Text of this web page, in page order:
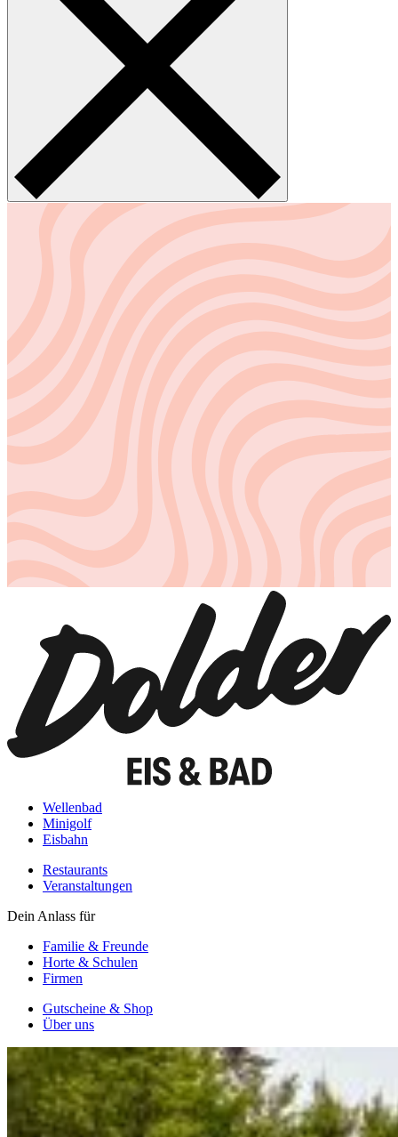
Wellenbad
Minigolf
Eisbahn
Restaurants
Veranstaltungen
Dein Anlass für
Familie & Freunde
Horte & Schulen
Firmen
Gutscheine & Shop
Über uns